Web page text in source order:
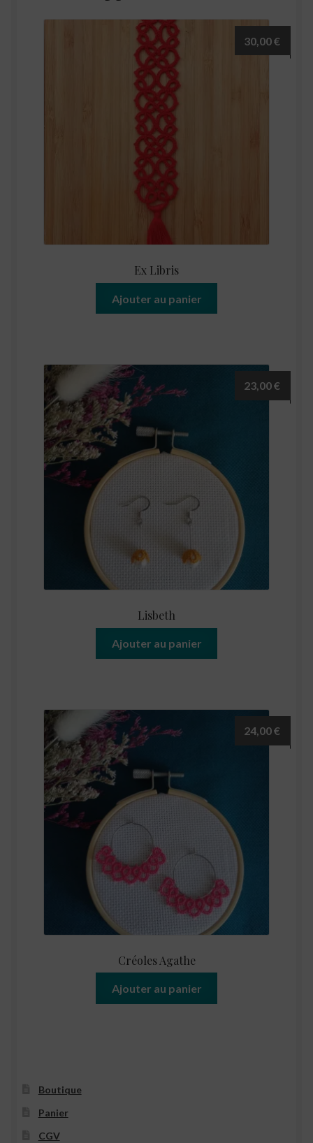
Ex Libris
30,00€
Ajouter au panier
Lisbeth
23,00€
Ajouter au panier
Créoles Agathe
24,00€
Ajouter au panier
Boutique
Panier
CGV